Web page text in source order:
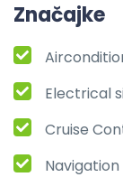
Značajke
Electrical
Cruise